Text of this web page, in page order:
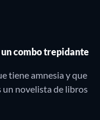
combo trepidante
tiene amnesia y que
un novelista de libros